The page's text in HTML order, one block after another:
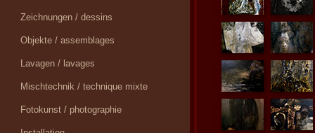
Zeichnungen / dessins
Objekte / assemblages
Lavagen / lavages
Mischtechnik / technique mixte
Fotokunst / photographie